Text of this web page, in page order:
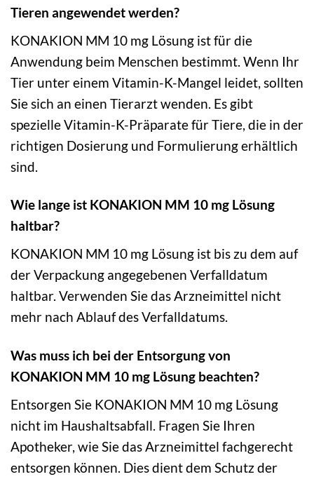
Tieren angewendet werden?
KONAKION MM 10 mg Lösung ist für die
Anwendung beim Menschen bestimmt. Wenn Ihr
Tier unter einem Vitamin-K-Mangel leidet, sollten
Sie sich an einen Tierarzt wenden. Es gibt
spezielle Vitamin-K-Präparate für Tiere, die in der
richtigen Dosierung und Formulierung erhältlich
sind.
Wie lange ist KONAKION MM 10 mg Lösung
haltbar?
KONAKION MM 10 mg Lösung ist bis zu dem auf
der Verpackung angegebenen Verfalldatum
haltbar. Verwenden Sie das Arzneimittel nicht
mehr nach Ablauf des Verfalldatums.
Was muss ich bei der Entsorgung von
KONAKION MM 10 mg Lösung beachten?
Entsorgen Sie KONAKION MM 10 mg Lösung
nicht im Haushaltsabfall. Fragen Sie Ihren
Apotheker, wie Sie das Arzneimittel fachgerecht
entsorgen können. Dies dient dem Schutz der